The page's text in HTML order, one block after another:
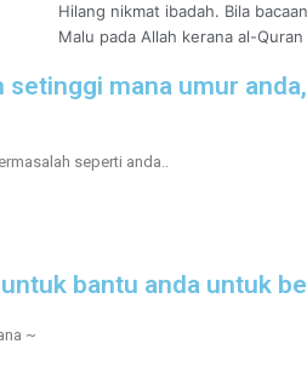
Hilang nikmat ibadah. Bila
Malu pada Allah kerana al-
mana umur
seperti anda..
bantu anda untuk
~